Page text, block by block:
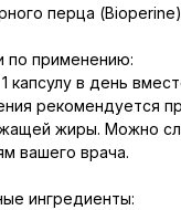
перца
по применению:
капсулу в день
рекомендуется
жиры. Можно
вашего врача.
ингредиенты: